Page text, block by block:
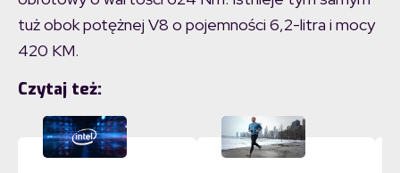
tuż obok potężnej V8 o pojemności 6,2-litra i mocy
420 KM.
Czytaj też: